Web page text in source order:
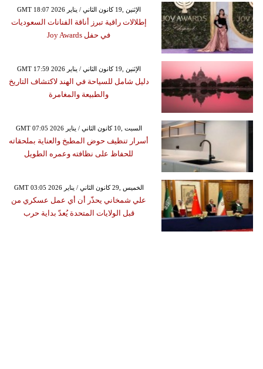
GMT 18:07 2026 الإثنين ,19 كانون الثاني / يناير
إطلالات راقية تبرز أناقة الفنانات السعوديات
في حفل Joy Awards
GMT 17:59 2026 الإثنين ,19 كانون الثاني / يناير
دليل شامل للسياحة في الهند لاكتشاف التاريخ
والطبيعة والمغامرة
GMT 07:05 2026 السبت ,10 كانون الثاني / يناير
أسرار تنظيف حوض المطبخ والعناية بملحقاته
للحفاظ على نظافته وعمره الطويل
GMT 03:05 2026 الخميس ,29 كانون الثاني / يناير
علي شمخاني يحذّر أن أي عمل عسكري من
قبل الولايات المتحدة يُعدّ بداية حرب